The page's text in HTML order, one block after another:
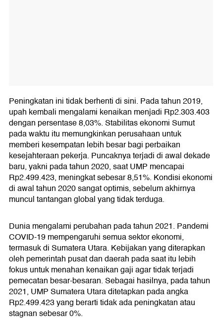
Peningkatan ini tidak berhenti di sini. Pada tahun 2019,
upah kembali mengalami kenaikan menjadi Rp2.303.403
dengan persentase 8,03%. Stabilitas ekonomi Sumut
pada waktu itu memungkinkan perusahaan untuk
memberi kesempatan lebih besar bagi perbaikan
kesejahteraan pekerja. Puncaknya terjadi di awal dekade
baru, yakni pada tahun 2020, saat UMP mencapai
Rp2.499.423, meningkat sebesar 8,51%. Kondisi ekonomi
di awal tahun 2020 sangat optimis, sebelum akhirnya
muncul tantangan global yang tidak terduga.
Dunia mengalami perubahan pada tahun 2021. Pandemi
COVID-19 mempengaruhi semua sektor ekonomi,
termasuk di Sumatera Utara. Kebijakan yang diterapkan
oleh pemerintah pusat dan daerah pada saat itu lebih
fokus untuk menahan kenaikan gaji agar tidak terjadi
pemecatan besar-besaran. Sebagai hasilnya, pada tahun
2021, UMP Sumatera Utara ditetapkan pada angka
Rp2.499.423 yang berarti tidak ada peningkatan atau
stagnan sebesar 0%.